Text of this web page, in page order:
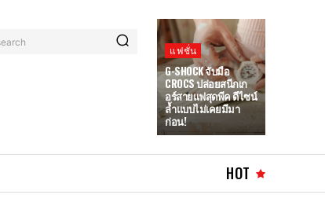
แฟชั่น
G-SHOCK จับมือ
CROCS ปล่อยสนีกเก
อร์สายแฟสุดพีค ดีไซน์
ล้ำแบบไม่เคยมีมา
ก่อน!
HOT